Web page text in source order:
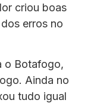
criou boas
erros no
o Botafogo,
Ainda no
tudo igual